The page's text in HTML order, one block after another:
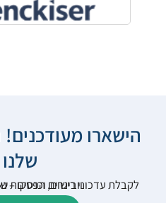
הישארו
לקבלת עדכוני רישום, הפסקות שיווק, כתבות תוכן